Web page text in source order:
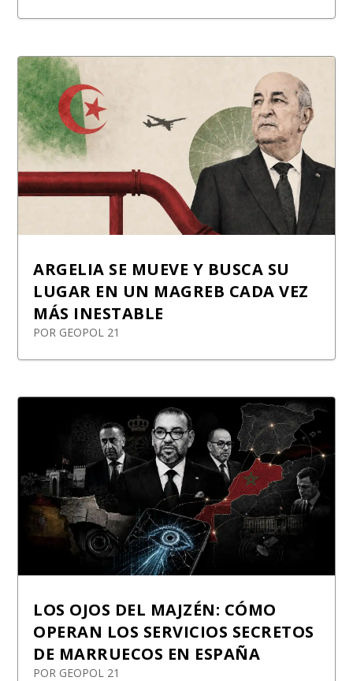
ARGELIA SE MUEVE Y BUSCA SU
LUGAR EN UN MAGREB CADA VEZ
MÁS INESTABLE
POR GEOPOL 21
LOS OJOS DEL MAJZÉN: CÓMO
OPERAN LOS SERVICIOS SECRETOS
DE MARRUECOS EN ESPAÑA
POR GEOPOL 21